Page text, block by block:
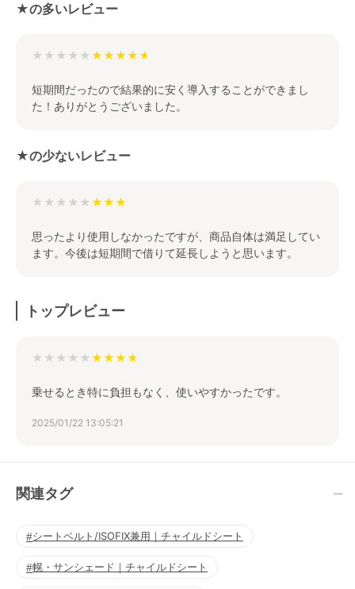
★の多いレビュー
★★★★★
短期間だったので結果的に安く導入することができまし
た！ありがとうございました。
★の少ないレビュー
★★★★★
思ったより使用しなかったですが、商品自体は満足してい
ます。今後は短期間で借りて延長しようと思います。
トップレビュー
★★★★★
乗せるとき特に負担もなく、使いやすかったです。
2025/01/22 13:05:21
関連タグ
シートベルト/ISOFIX兼用｜チャイルドシート
幌・サンシェード｜チャイルドシート